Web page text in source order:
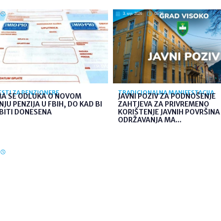
11:40
ZA PENZIONERE
SE ODLUKA O NOVOM
PENZIJA U FBIH, DO KAD BI
DONESENA
3. srp. 2026 08:56
TRADICIONALNA MANIFESTACIJA
JAVNI POZIV ZA PODNOŠENJE
ZAHTJEVA ZA PRIVREMENO
KORIŠTENJE JAVNIH
ODRŽAVANJA MA...